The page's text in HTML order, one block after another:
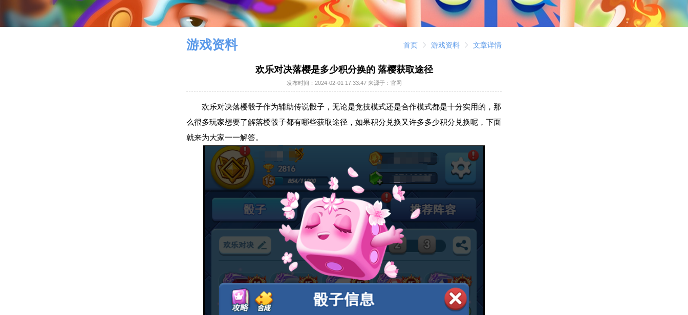
游戏资料 首页 游戏资料 文章详情
欢乐对决落樱是多少积分换的 落樱获取途径
发布时间： 2024-02-01 17:33:47来源于：官网
欢乐对决落樱骰子作为辅助传说骰子，无论是竞技模式还是合作模式都是十分实用的，那
么很多玩家想要了解落樱骰子都有哪些获取途径，如果积分兑换又许多多少积分兑换呢，下面
就来为大家一一解答。